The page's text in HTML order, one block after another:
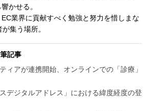
かせる。
EC業界に貢献すべく勉強と努力を惜しまな
集う場所。
記事
ィアが連携開始、オンラインでの「診療」
デジタルアドレス」における緯度経度の登